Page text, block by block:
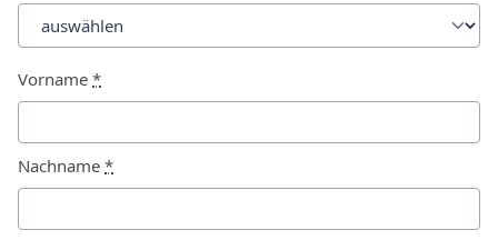
Vorname *
Nachname *